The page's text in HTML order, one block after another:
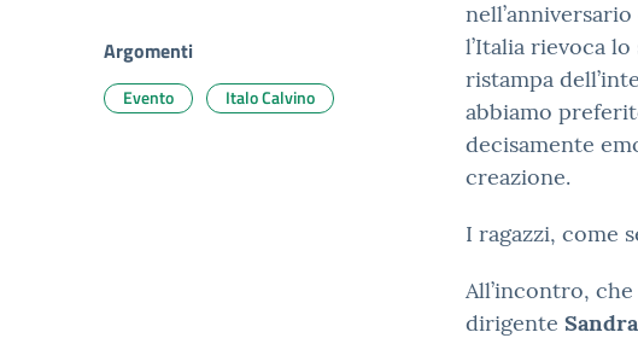
l’Italia rievoca
ristampa
abbiamo
decisamente
creazione.
I ragazzi, come
All’incontro,
dirigente
Argomenti
Evento Italo Calvino